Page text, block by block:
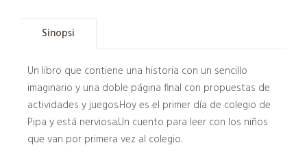
Sinopsi
Un libro que contiene una historia con un sencillo
imaginario y una doble página final con propuestas de
actividades y juegos.Hoy es el primer día de colegio de
Pipa y está nerviosa.Un cuento para leer con los niños
que van por primera vez al colegio.